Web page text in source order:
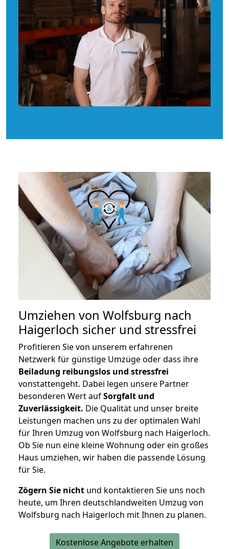
Umziehen von Wolfsburg nach
Haigerloch sicher und stressfrei
Profitieren Sie von unserem erfahrenen
Netzwerk für günstige Umzüge oder dass ihre
Beiladung reibungslos und stressfrei
vonstattengeht. Dabei legen unsere Partner
besonderen Wert aufSorgfalt und
Zuverlässigkeit. Die Qualität und unser breite
Leistungen machen uns zu der optimalen Wahl
für Ihren Umzug von Wolfsburg nach Haigerloch.
Ob Sie nun eine kleine Wohnung oder ein großes
Haus umziehen, wir haben die passende Lösung
für Sie.
Zögern Sie nicht und kontaktieren Sie uns noch
heute, um Ihren deutschlandweiten Umzug von
Wolfsburg nach Haigerloch mit Ihnen zu planen.
Kostenlose Angebote erhalten